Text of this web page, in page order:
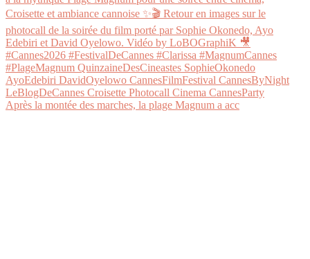
Après la montée des marches, la plage Magnum a acc